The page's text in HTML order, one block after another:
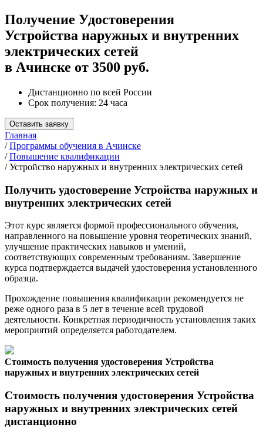
Получение Удостоверения
Устройства наружных и внутренних
электрических сетей
в Ачинске от 3500 руб.
Дистанционно по всей России
Срок получения: 24 часа
Оставить заявку
Главная
/Программы обучения в Ачинске
/Повышение квалификации
/Устройство наружных и внутренних электрических сетей
Получить удостоверение Устройства наружных и
внутренних электрических сетей
Этот курс является формой профессионального обучения,
направленного на повышение уровня теоретических знаний,
улучшение практических навыков и умений,
соответствующих современным требованиям. Завершение
курса подтверждается выдачей удостоверения установленного
образца.
Прохождение повышения квалификации рекомендуется не
реже одного раза в 5 лет в течение всей трудовой
деятельности. Конкретная периодичность установления таких
мероприятий определяется работодателем.
Стоимость получения удостоверения Устройства
наружных и внутренних электрических сетей
Стоимость получения удостоверения Устройства
наружных и внутренних электрических сетей
дистанционно